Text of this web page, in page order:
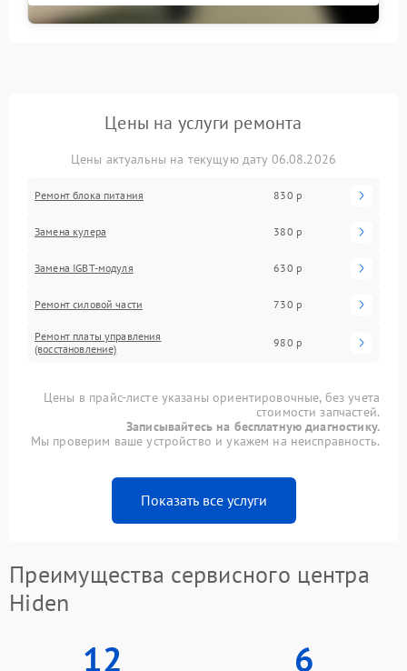
Цены на услуги ремонта
Цены актуальны на текущую дату 06.08.2026
Ремонт блока питания 830 р
Замена кулера 380 р
Замена IGBT-модуля 630 р
Ремонт силовой части 730 р
Ремонт платы управления
(восстановление)
980 р
Цены в прайс-листе указаны ориентировочные, без учета
стоимости запчастей.
Записывайтесь на бесплатную диагностику.
Мы проверим ваше устройство и укажем на неисправность.
Показать все услуги
Преимущества сервисного центра
Hiden
12 6